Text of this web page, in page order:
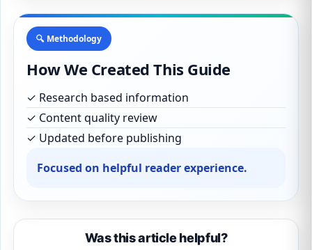
🔍 Methodology
How We Created This Guide
✓ Research based information
✓ Content quality review
✓ Updated before publishing
Focused on helpful reader experience.
Was this article helpful?